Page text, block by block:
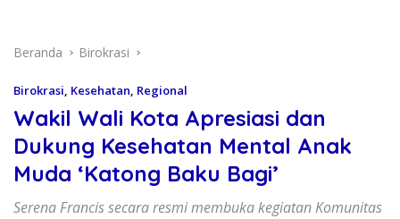
Beranda Birokrasi
Birokrasi, Kesehatan, Regional
Wakil Wali Kota Apresiasi dan
Dukung Kesehatan Mental Anak
Muda ‘Katong Baku Bagi’
Serena Francis secara resmi membuka kegiatan Komunitas